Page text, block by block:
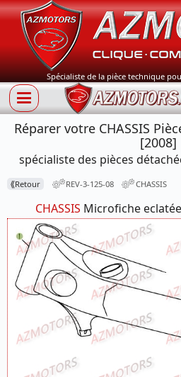
Spécialiste de la pièce technique
Réparer votre CHASSIS
[2008]
spécialiste des pièces
⟪Retour REV-3-125-08 CHASSIS
CHASSIS Microfiche